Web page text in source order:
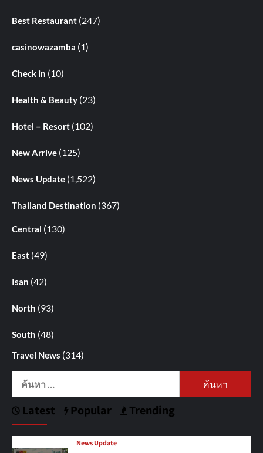
Best Restaurant (247)
casinowazamba (1)
Check in (10)
Health & Beauty (23)
Hotel – Resort (102)
New Arrive (125)
News Update (1,522)
Thailand Destination (367)
Central (130)
East (49)
Isan (42)
North (93)
South (48)
Travel News (314)
ค้นหา
Latest Popular Trending
News Update